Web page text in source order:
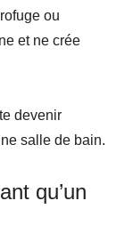
ou
et ne crée
devenir
salle de bain.
qu’un